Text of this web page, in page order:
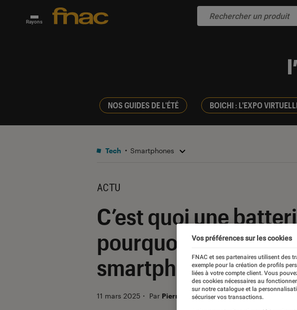
Rayons
NOS GUIDES DE L'ÉTÉ BOICHI : L'EXPO
Tech Smartphones
ACTU
C’est quoi une
pourquoi ça va tout
smartphones ?
11 mars 2025 ・ Par Pierre Crochart
Vos préférences sur les cookies
FNAC et ses partenaires utilisent des
exemple pour la création de profils
liées à votre compte client. Vous
des cookies nécessaires au
sur notre catalogue et la
sécuriser vos transactions.